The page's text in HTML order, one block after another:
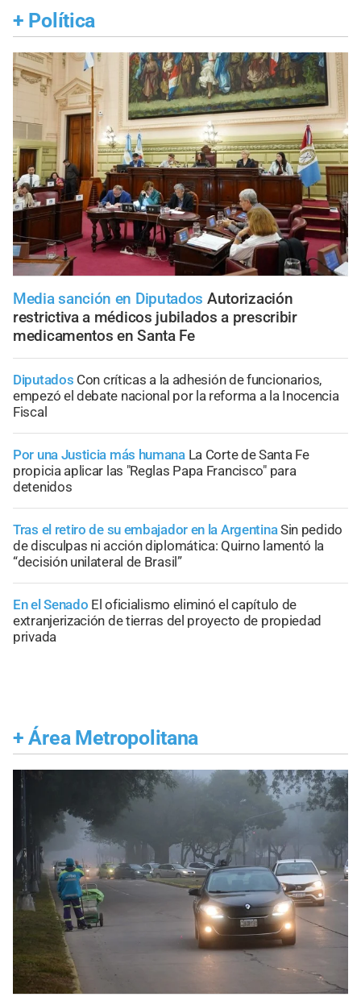
+ Política
Media sanción en Diputados Autorización
restrictiva a médicos jubilados a prescribir
medicamentos en Santa Fe
Diputados Con críticas a la adhesión de funcionarios,
empezó el debate nacional por la reforma a la Inocencia
Fiscal
Por una Justicia más humana La Corte de Santa Fe
propicia aplicar las "Reglas Papa Francisco" para
detenidos
Tras el retiro de su embajador en la ArgentinaSin pedido
de disculpas ni acción diplomática: Quirno lamentó la
“decisión unilateral de Brasil”
En el Senado El oficialismo eliminó el capítulo de
extranjerización de tierras del proyecto de propiedad
privada
+ Área Metropolitana